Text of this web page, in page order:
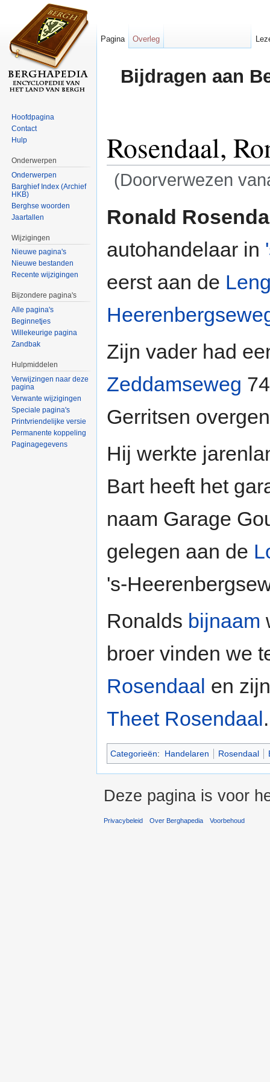
Bijdragen aan
Rosendaal,
(Doorverwezen
Ronald
autohandelaar in
eerst aan de
Zijn vader had
Zeddamseweg
Gerritsen
Hij werkte
Bart heeft het
naam Garage
gelegen aan de
's-
Ronalds bijnaam
broer vinden we
Rosendaal en
Theet Rosendaal.
Categorieën: Handelaren Rosendaal
Pagina Overleg
Hoofdpagina
Contact
Hulp
Onderwerpen
Onderwerpen
Barghief Index (Archief
HKB)
Berghse woorden
Jaartallen
Wijzigingen
Nieuwe pagina's
Nieuwe bestanden
Recente wijzigingen
Bijzondere pagina's
Alle pagina's
Beginnetjes
Willekeurige pagina
Zandbak
Hulpmiddelen
Verwijzingen naar deze
pagina
Verwante wijzigingen
Speciale pagina's
Printvriendelijke versie
Permanente koppeling
Paginagegevens
Deze pagina is voor
Privacybeleid Over Berghapedia Voorbehoud